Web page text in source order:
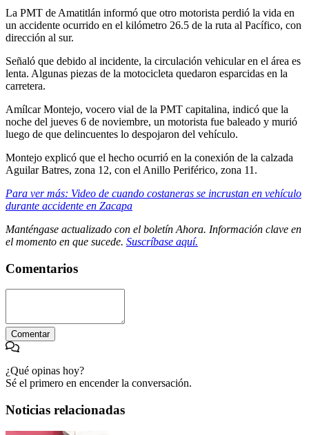
La PMT de Amatitlán informó que otro motorista perdió la vida en
un accidente ocurrido en el kilómetro 26.5 de la ruta al Pacífico, con
dirección al sur.
Señaló que debido al incidente, la circulación vehicular en el área es
lenta. Algunas piezas de la motocicleta quedaron esparcidas en la
carretera.
Amílcar Montejo, vocero vial de la PMT capitalina, indicó que la
noche del jueves 6 de noviembre, un motorista fue baleado y murió
luego de que delincuentes lo despojaron del vehículo.
Montejo explicó que el hecho ocurrió en la conexión de la calzada
Aguilar Batres, zona 12, con el Anillo Periférico, zona 11.
Para ver más: Video de cuando costaneras se incrustan en vehículo
durante accidente en Zacapa
Manténgase actualizado con el boletín Ahora. Información clave en
el momento en que sucede. Suscríbase aquí.
Comentarios
Comentar
¿Qué opinas hoy?
Sé el primero en encender la conversación.
Noticias relacionadas